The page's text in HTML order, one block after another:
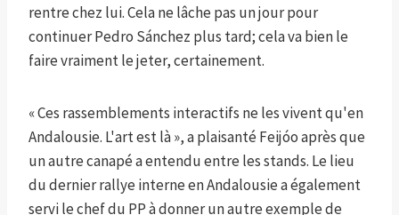
rentre chez lui. Cela ne lâche pas un jour pour
continuer Pedro Sánchez plus tard; cela va bien le
faire vraiment le jeter, certainement.
« Ces rassemblements interactifs ne les vivent qu'en
Andalousie. L'art est là », a plaisanté Feijóo après que
un autre canapé a entendu entre les stands. Le lieu
du dernier rallye interne en Andalousie a également
servi le chef du PP à donner un autre exemple de